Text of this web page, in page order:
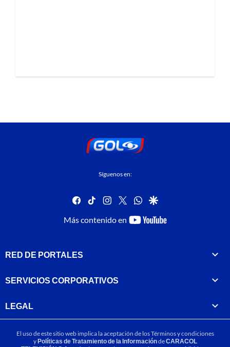
Síguenos en:
facebook
tiktok instagram
twitterwhatsapp
google
Más contenido en
youtube-
RED DE PORTALES
SERVICIOS CORPORATIVOS
LEGAL
El uso de este sitio web implica la aceptación de losTérminos y condiciones
yPolíticas de Tratamiento de la InformacióndeCARACOL